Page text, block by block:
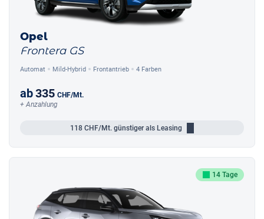
Opel
Frontera GS
Automat Mild-Hybrid Frontantrieb 4 Farben
ab335 CHF/Mt.
+ Anzahlung
118 CHF/Mt. günstiger als Leasing
14 Tage